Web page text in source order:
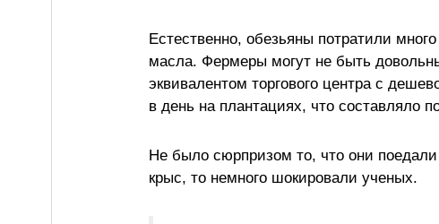
Естественно, обезьяны потратили
масла. Фермеры могут не быть
эквивалентом торгового центра с
в день на плантациях, что составляло
Не было сюрпризом то, что они
крыс, то немного шокировали ученых.